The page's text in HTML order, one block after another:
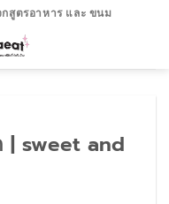
สูตรอาหาร และ ขนม
| sweet and